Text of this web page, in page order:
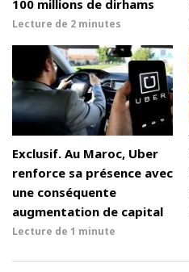
100 millions de dirhams
Lecture de 2 minutes
Exclusif. Au Maroc, Uber
renforce sa présence avec
une conséquente
augmentation de capital
Lecture de 1 minute